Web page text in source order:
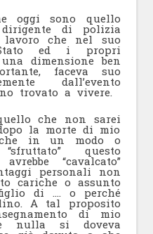
oggi sono quello
di polizia
lavoro che nel suo
ed i propri
dimensione ben
faceva suo
dall’evento
trovato a vivere.
che non sarei
la morte di mio
che in un modo o
questo
“cavalcato”
personali non
cariche o assunto
di …. o perché
A tal proposito
di mio
nulla si doveva